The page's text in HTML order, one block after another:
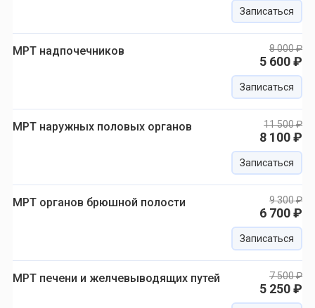
Записаться
МРТ надпочечников 8 000 ₽
5 600 ₽
Записаться
МРТ наружных половых органов 11 500 ₽
8 100 ₽
Записаться
МРТ органов брюшной полости 9 300 ₽
6 700 ₽
Записаться
МРТ печени и желчевыводящих путей 7 500 ₽
5 250 ₽